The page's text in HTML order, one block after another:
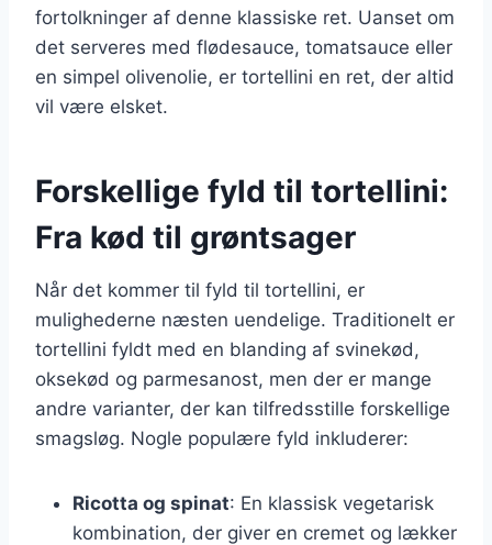
fortolkninger af denne klassiske ret. Uanset om
det serveres med flødesauce, tomatsauce eller
en simpel olivenolie, er tortellini en ret, der altid
vil være elsket.
Forskellige fyld til tortellini:
Fra kød til grøntsager
Når det kommer til fyld til tortellini, er
mulighederne næsten uendelige. Traditionelt er
tortellini fyldt med en blanding af svinekød,
oksekød og parmesanost, men der er mange
andre varianter, der kan tilfredsstille forskellige
smagsløg. Nogle populære fyld inkluderer:
Ricotta og spinat: En klassisk vegetarisk
kombination, der giver en cremet og lækker